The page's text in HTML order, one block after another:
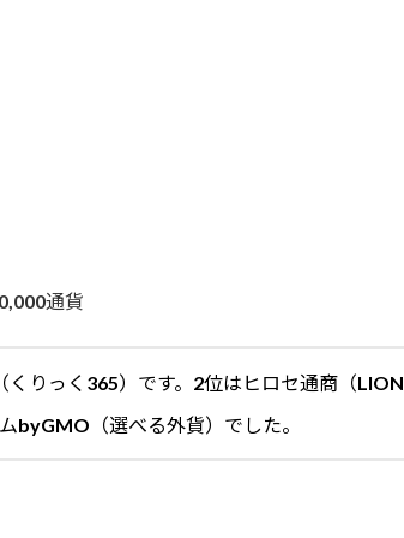
通貨
くりっく365）です。2位はヒロセ通商（LION
byGMO（選べる外貨）でした。